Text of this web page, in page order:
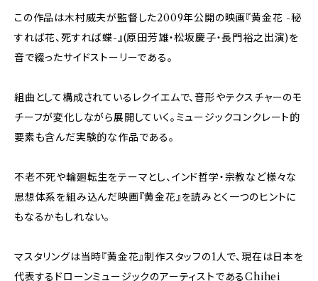
この作品は木村威夫が監督した2009年公開の映画『黄金花 -秘
すれば花、死すれば蝶-』(原田芳雄・松坂慶子・長門裕之出演)を
音で綴ったサイドストーリーである。
組曲として構成されているレクイエムで、音形やテクスチャーのモ
チーフが変化しながら展開していく。ミュージックコンクレート的
要素も含んだ実験的な作品である。
不老不死や輪廻転生をテーマとし、インド哲学・宗教など様々な
思想体系を組み込んだ映画『黄金花』を読みとく一つのヒントに
もなるかもしれない。
マスタリングは当時『黄金花』制作スタッフの1人で、現在は日本を
代表するドローンミュージックのアーティストであるChihei